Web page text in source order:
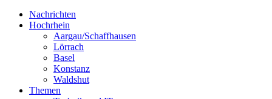
Nachrichten
Hochrhein
Aargau/Schaffhausen
Lörrach
Basel
Konstanz
Waldshut
Themen